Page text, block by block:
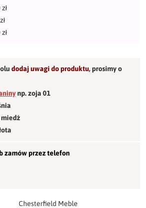
dodaj uwagi do produktu,prosimy o
np. zoja 01
miedź
zamów przez telefon
Chesterfield Meble